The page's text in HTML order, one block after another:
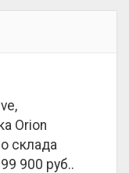
Orion
склада
900 руб..